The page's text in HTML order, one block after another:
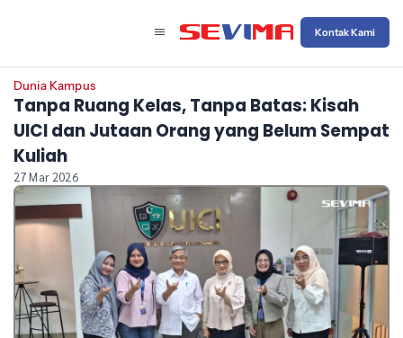
Kontak Kami
Dunia Kampus
Tanpa Ruang Kelas, Tanpa Batas: Kisah
UICI dan Jutaan Orang yang Belum Sempat
Kuliah
27 Mar 2026